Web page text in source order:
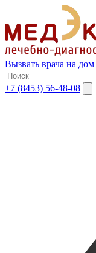
Вызвать врача на дом
+7 (8453) 56-48-08